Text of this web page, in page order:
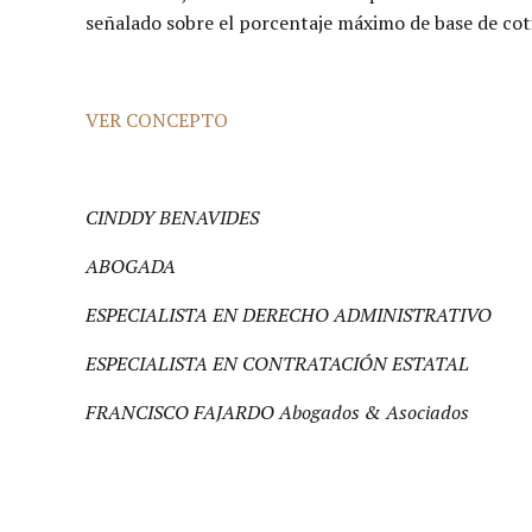
señalado sobre el porcentaje máximo de base de
VER CONCEPTO
CINDDY BENAVIDES
ABOGADA
ESPECIALISTA EN DERECHO ADMINISTRATIVO
ESPECIALISTA EN CONTRATACIÓN ESTATAL
FRANCISCO FAJARDO Abogados & Asociados